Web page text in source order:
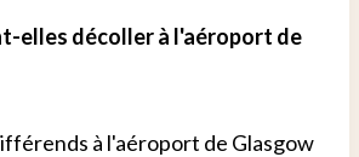
elles décoller à l'aéroport de
à l'aéroport de Glasgow